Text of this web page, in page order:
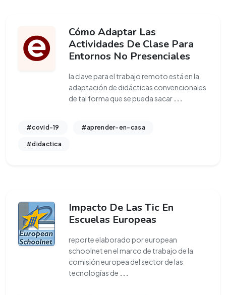
Cómo Adaptar Las
Actividades De Clase Para
Entornos No Presenciales
la clave para el trabajo remoto está en la
adaptación de didácticas convencionales
de tal forma que se pueda sacar ...
#covid-19 #aprender-en-casa
#didactica
Impacto De Las Tic En
Escuelas Europeas
reporte elaborado por european
schoolnet en el marco de trabajo de la
comisión europea del sector de las
tecnologías de ...